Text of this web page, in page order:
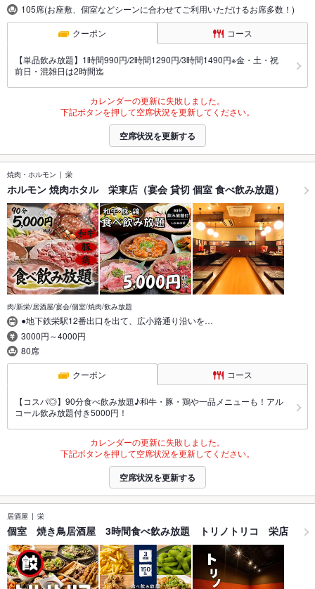
105席(お座敷、個室などシーンに合わせてご利用いただけるお席多数！)
クーポン コース
【単品飲み放題】1時間990円/2時間1290円/3時間1490円※金・土・祝
前日・混雑日は2時間迄
カレンダーの更新に失敗しました。
下記ボタンを押して空席状況を更新してください。
空席状況を更新する
焼肉・ホルモン 栄
ホルモン 焼肉ホタル 栄東店（宴会 貸切 個室 食べ飲み放題）
肉/新栄/居酒屋/宴会/個室/焼肉/飲み放題
●地下鉄栄駅12番出口を出て、広小路通り沿いを…
3000円～4000円
80席
クーポン コース
【コスパ◎】90分食べ飲み放題♪和牛・豚・鶏や一品メニューも！アル
コール飲み放題付き5000円！
カレンダーの更新に失敗しました。
下記ボタンを押して空席状況を更新してください。
空席状況を更新する
居酒屋 栄
個室 焼き鳥居酒屋 3時間食べ飲み放題 トリノトリコ 栄店